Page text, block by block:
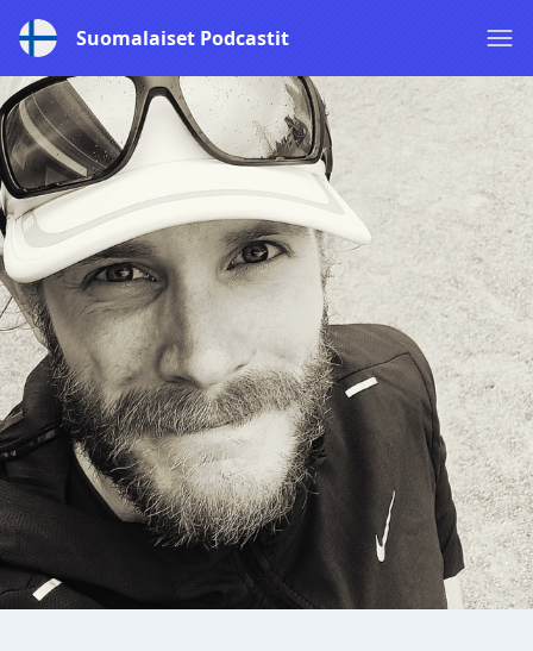
Suomalaiset Podcastit